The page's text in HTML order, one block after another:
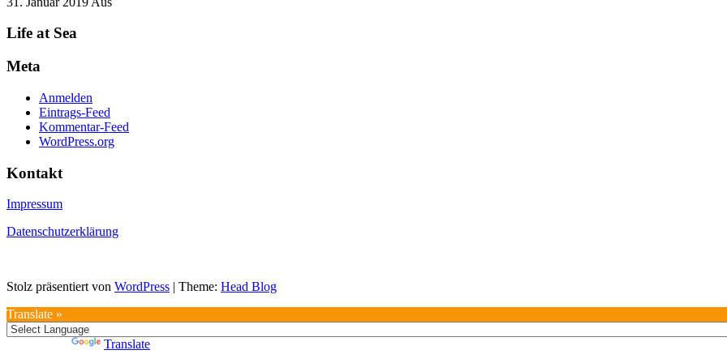
Life at Sea
Meta
Anmelden
Eintrags-Feed
Kommentar-Feed
WordPress.org
Kontakt
Impressum
Datenschutzerklärung
Stolz präsentiert von WordPress | Theme: Head Blog
Translate »
Translate